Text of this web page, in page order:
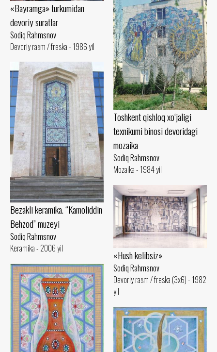
«Bayramga» turkumidan
devoriy suratlar
Sodiq Rahmsnov
Devoriy rasm / freska - 1986 yil
Toshkent qishloq xo‘jaligi
texnikumi binosi devoridagi
mozaika
Sodiq Rahmsnov
Mozaika - 1984 yil
Bezakli keramika. “Kamoliddin
Behzod” muzeyi
Sodiq Rahmsnov
Keramika - 2006 yil
«Hush kelibsiz»
Sodiq Rahmsnov
Devoriy rasm / freska (3x6) - 1982
yil